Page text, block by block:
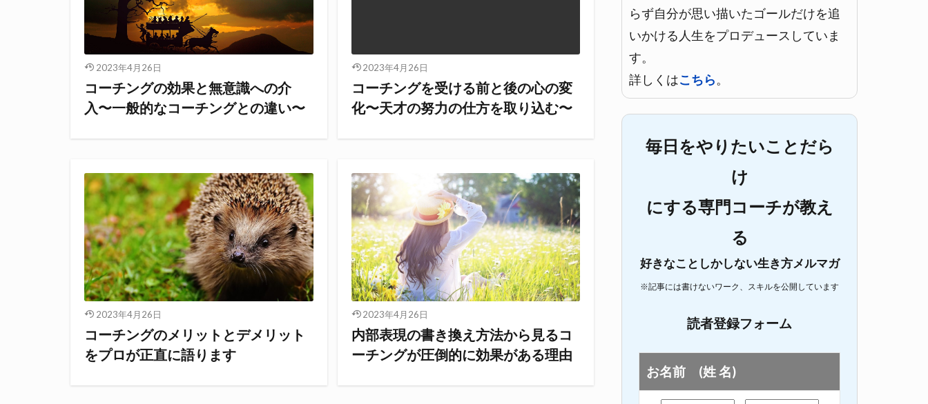
2023年4月26日
コーチングの効果と無意識への介
入〜一般的なコーチングとの違い〜
2023年4月26日
コーチングを受ける前と後の心の変
化〜天才の努力の仕方を取り込む〜
2023年4月26日
コーチングのメリットとデメリット
をプロが正直に語ります
2023年4月26日
内部表現の書き換え方法から見るコ
ーチングが圧倒的に効果がある理由
らず自分が思い描いたゴールだけを追
いかける人生をプロデュースしていま
す。
詳しくはこちら。
毎日をやりたいことだら
け
にする専門コーチが教え
る
好きなことしかしない生き方メルマガ
※記事には書けないワーク、スキルを公開しています
読者登録フォーム
お名前 (姓 名)